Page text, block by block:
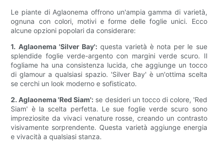
Le piante di Aglaonema offrono un'ampia gamma di varietà,
ognuna con colori, motivi e forme delle foglie unici. Ecco
alcune opzioni popolari da considerare:
1. Aglaonema 'Silver Bay':questa varietà è nota per le sue
splendide foglie verde-argento con margini verde scuro. Il
fogliame ha una consistenza lucida, che aggiunge un tocco
di glamour a qualsiasi spazio. 'Silver Bay' è un'ottima scelta
se cerchi un look moderno e sofisticato.
2. Aglaonema 'Red Siam': se desideri un tocco di colore, 'Red
Siam' è la scelta perfetta. Le sue foglie verde scuro sono
impreziosite da vivaci venature rosse, creando un contrasto
visivamente sorprendente. Questa varietà aggiunge energia
e vivacità a qualsiasi stanza.